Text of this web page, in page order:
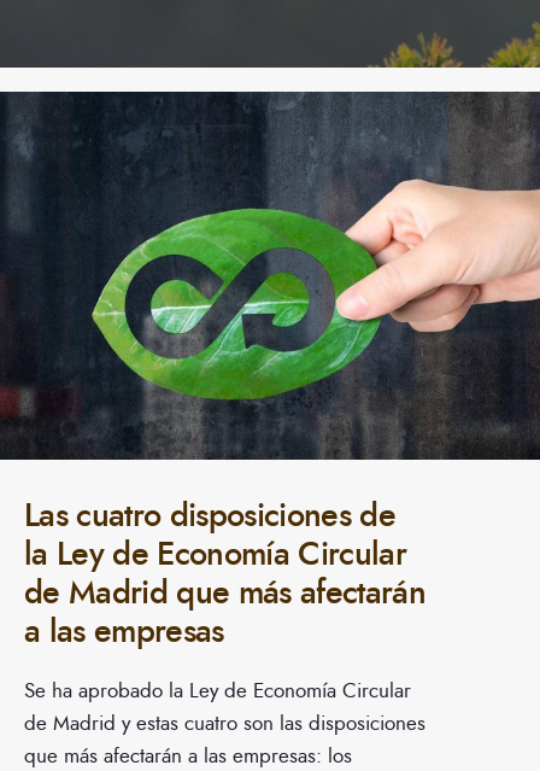
Las cuatro disposiciones de
la Ley de Economía Circular
de Madrid que más afectarán
a las empresas
Se ha aprobado la Ley de Economía Circular
de Madrid y estas cuatro son las disposiciones
que más afectarán a las empresas: los